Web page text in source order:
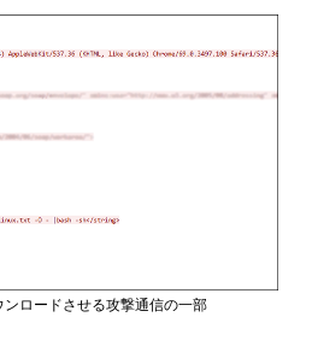
ロードさせる攻撃通信の一部